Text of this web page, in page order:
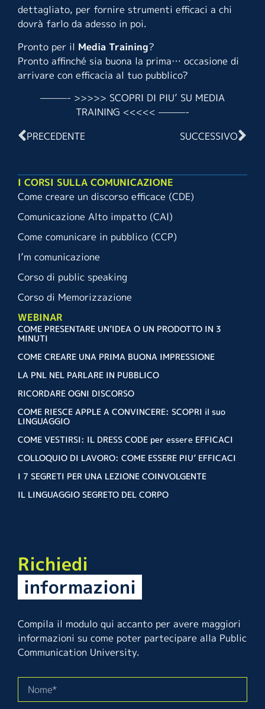
dettagliato, per fornire strumenti efficaci a chi
dovrà farlo da adesso in poi.
Pronto per il Media Training?
Pronto affinché sia buona la prima… occasione di
arrivare con efficacia al tuo pubblico?
———- >>>>> SCOPRI DI PIU’ SU MEDIA
TRAINING <<<<< ———-
PRECEDENTE
SUCCESSIVO
I CORSI SULLA COMUNICAZIONE
Come creare un discorso efficace (CDE)
Comunicazione Alto impatto (CAI)
Come comunicare in pubblico (CCP)
I’m comunicazione
Corso di public speaking
Corso di Memorizzazione
WEBINAR
COME PRESENTARE UN’IDEA O UN PRODOTTO IN 3
MINUTI
COME CREARE UNA PRIMA BUONA IMPRESSIONE
LA PNL NEL PARLARE IN PUBBLICO
RICORDARE OGNI DISCORSO
COME RIESCE APPLE A CONVINCERE: SCOPRI il suo
LINGUAGGIO
COME VESTIRSI: IL DRESS CODE per essere EFFICACI
COLLOQUIO DI LAVORO: COME ESSERE PIU’ EFFICACI
I 7 SEGRETI PER UNA LEZIONE COINVOLGENTE
IL LINGUAGGIO SEGRETO DEL CORPO
Richiedi
informazioni
Compila il modulo qui accanto per avere maggiori
informazioni su come poter partecipare alla Public
Communication University.